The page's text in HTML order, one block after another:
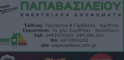
RSS
Επικοινωνία με το
KarditsaLive.Net